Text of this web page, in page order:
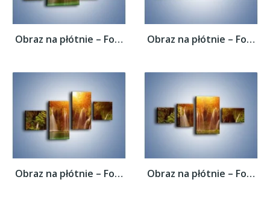
Obraz na płótnie – Fontanny z wodospadów –... Obraz na płótnie – Fontanny z wodospadów –...
Obraz na płótnie – Fontanny z wodospadów –... Obraz na płótnie – Fontanny z wodospadów –...